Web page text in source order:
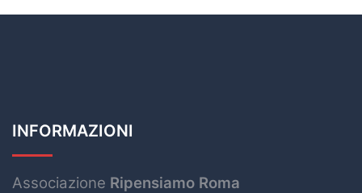
INFORMAZIONI
Associazione Ripensiamo Roma